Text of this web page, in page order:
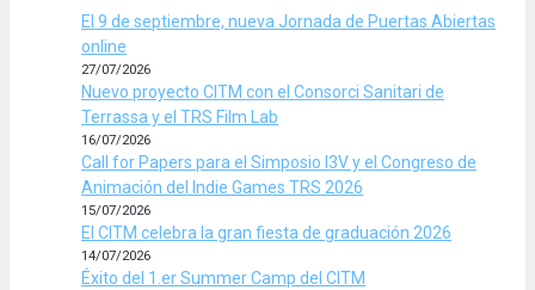
El 9 de septiembre, nueva Jornada de Puertas Abiertas
online
27/07/2026
Nuevo proyecto CITM con el Consorci Sanitari de
Terrassa y el TRS Film Lab
16/07/2026
Call for Papers para el Simposio I3V y el Congreso de
Animación del Indie Games TRS 2026
15/07/2026
El CITM celebra la gran fiesta de graduación 2026
14/07/2026
Éxito del 1.er Summer Camp del CITM